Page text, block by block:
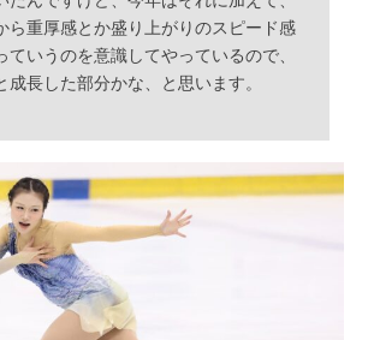
ら重厚感とか盛り上がりのスピード感
ていうのを意識してやっているので、
成長した部分かな、と思います。